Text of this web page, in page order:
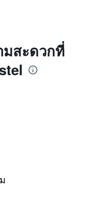
มสะดวกที่